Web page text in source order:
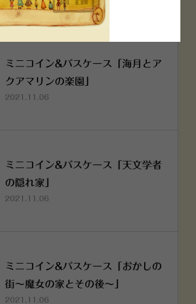
ミニコイン&パスケース「海月とア
クアマリンの楽園」
2021.11.06
ミニコイン&パスケース「天文学者
の隠れ家」
2021.11.06
ミニコイン&パスケース「おかしの
街～魔女の家とその後～」
2021.11.06